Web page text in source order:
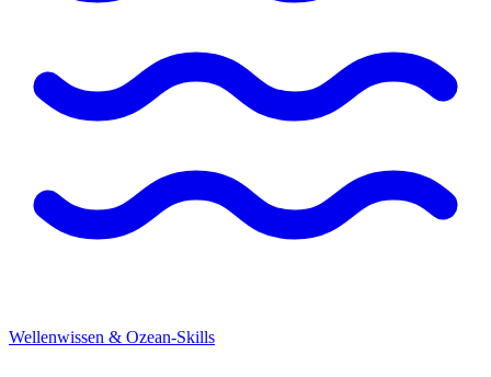
Wellenwissen & Ozean-Skills